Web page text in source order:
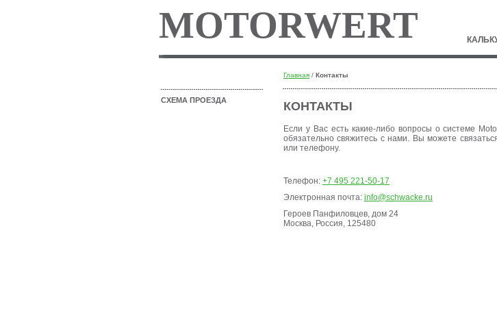
MOTORWERT
Главная / Контакты
СХЕМА ПРОЕЗДА КОНТАКТЫ
Если у Вас есть какие-либо вопросы о системе
обязательно свяжитесь с нами. Вы можете
или телефону.
Телефон: +7 495 221-50-17
Электронная почта: info@schwacke.ru
Героев Панфиловцев, дом 24
Москва, Россия, 125480